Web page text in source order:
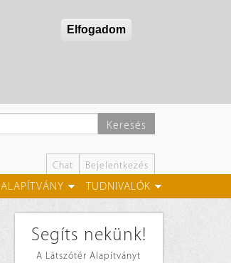
Elfogadom
Keresés
Chat Bejelentkezés
ALAPÍTVÁNY TUDNIVALÓK
Segíts nekünk!
A Látszótér Alapítványt